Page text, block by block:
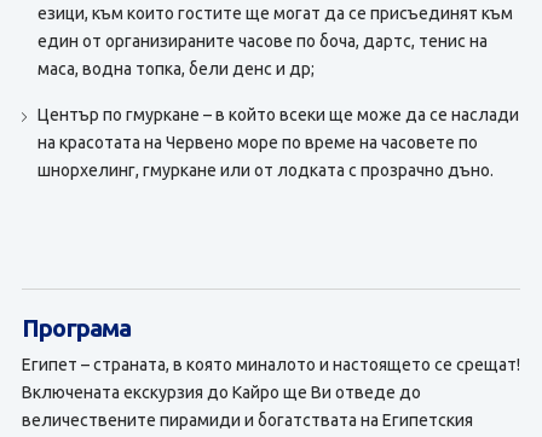
езици, към които гостите ще могат да се присъединят към
един от организираните часове по боча, дартс, тенис на
маса, водна топка, бели денс и др;
Център по гмуркане – в който всеки ще може да се наслади
на красотата на Червено море по време на часовете по
шнорхелинг, гмуркане или от лодката с прозрачно дъно.
Програма
Египет – страната, в която миналото и настоящето се срещат!
Включената екскурзия до Кайро ще Ви отведе до
величествените пирамиди и богатствата на Египетския